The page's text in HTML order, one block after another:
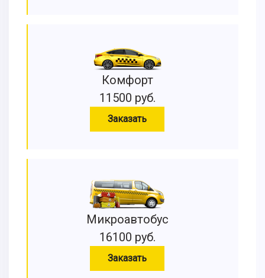
Комфорт
11500 руб.
Заказать
Микроавтобус
16100 руб.
Заказать